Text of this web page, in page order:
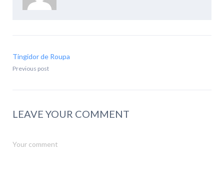
Tingidor de Roupa
Previous post
LEAVE YOUR COMMENT